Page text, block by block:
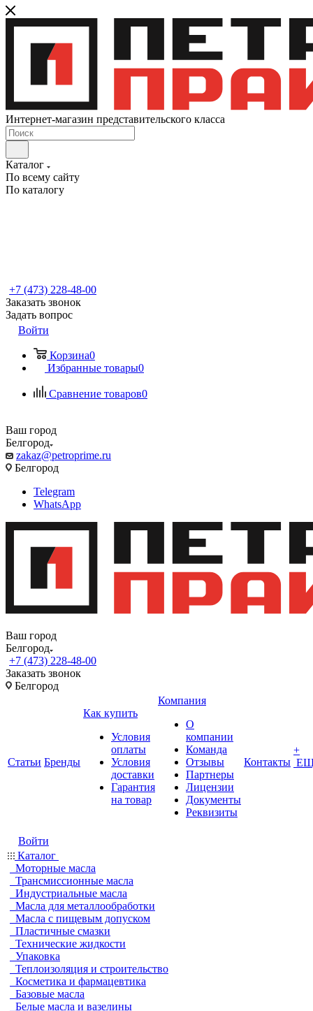
Интернет-магазин представительского класса
Каталог
По всему сайту
По каталогу
+7 (473) 228-48-00
Заказать звонок
Задать вопрос
Войти
Корзина0
Избранные товары0
Сравнение товаров0
Ваш город
Белгород
zakaz@petroprime.ru
Белгород
Telegram
WhatsApp
Ваш город
Белгород
+7 (473) 228-48-00
Заказать звонок
Белгород
Статьи Бренды
Как купить
Условия
оплаты
Условия
доставки
Гарантия
на товар
Компания
О
компании
Команда
Отзывы
Партнеры
Лицензии
Документы
Реквизиты
Контакты
+
Войти
Каталог
Моторные масла
Трансмиссионные масла
Индустриальные масла
Масла для металлообработки
Масла с пищевым допуском
Пластичные смазки
Технические жидкости
Упаковка
Теплоизоляция и строительство
Косметика и фармацевтика
Базовые масла
Белые масла и вазелины